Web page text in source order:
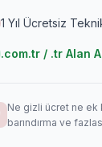
1 Yıl Ücretsiz
.com.tr / .tr Alan
Ne gizli ücret ne ek
barındırma ve